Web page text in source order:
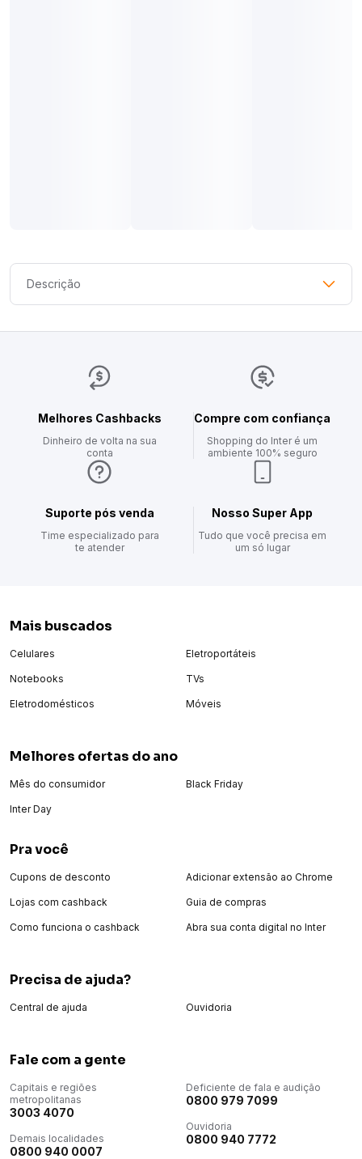
Descrição
Com modelo clássico, o tênis adidas Breaknet traz as listras
para respirabilidade, forro acolchoado e solado resistente ao
Um tênis masculino versátil para usar com peças que vão da
Conte com a Adidas para complementar o seu look urbano!
Melhores Cashbacks
Dinheiro de volta na sua
conta
Compre com confiança
Shopping do Inter é um
ambiente 100% seguro
Suporte pós venda
Time especializado para
te atender
Nosso Super App
Tudo que você precisa em
um só lugar
Mais buscados
Celulares
Notebooks
Eletrodomésticos
Eletroportáteis
TVs
Móveis
Melhores ofertas do ano
Mês do consumidor
Inter Day
Black Friday
Pra você
Cupons de desconto
Lojas com cashback
Como funciona o cashback
Adicionar extensão ao Chrome
Guia de compras
Abra sua conta digital no Inter
Precisa de ajuda?
Central de ajuda Ouvidoria
Fale com a gente
Capitais e regiões
metropolitanas
3003 4070
Demais localidades
0800 940 0007
Deficiente de fala e audição
0800 979 7099
Ouvidoria
0800 940 7772